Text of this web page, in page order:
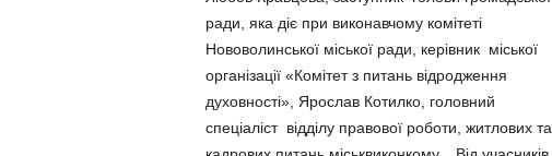
ради, яка діє при виконавчому комітеті
Нововолинської міської ради, керівник міської
організації «Комітет з питань відродження
духовності», Ярослав Котилко, головний
спеціаліст відділу правової роботи, житлових та